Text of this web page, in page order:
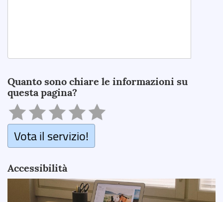
Quanto sono chiare le informazioni su
questa pagina?
Vota il servizio!
Accessibilità